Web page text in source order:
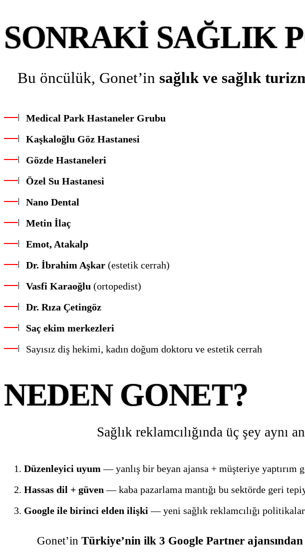
SONRAKI SAĞLIK
Bu öncülük, Gonet’in sağlık ve sağlık
Medical Park Hastaneler Grubu
Kaşkaloğlu Göz Hastanesi
Gözde Hastaneleri
Özel Su Hastanesi
Nano Dental
Metin İlaç
Emot, Atakalp
Dr. İbrahim Aşkar (estetik cerrah)
Vasfi Karaoğlu (ortopedist)
Dr. Rıza Çetingöz
Saç ekim merkezleri
Sayısız diş hekimi, kadın doğum doktoru ve estetik cerrah
NEDEN GONET?
Sağlık reklamcılığında üç şey aynı
Düzenleyici uyum — yanlış bir beyan ajansa + müşteriye yaptırım
Hassas dil + güven — kaba pazarlama mantığı bu sektörde geri
Google ile birinci elden ilişki — yeni sağlık reklamcılığı
Gonet’inTürkiye’nin ilk 3 Google Partner ajansından